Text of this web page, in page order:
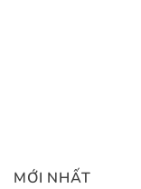
MỚI NHẤT